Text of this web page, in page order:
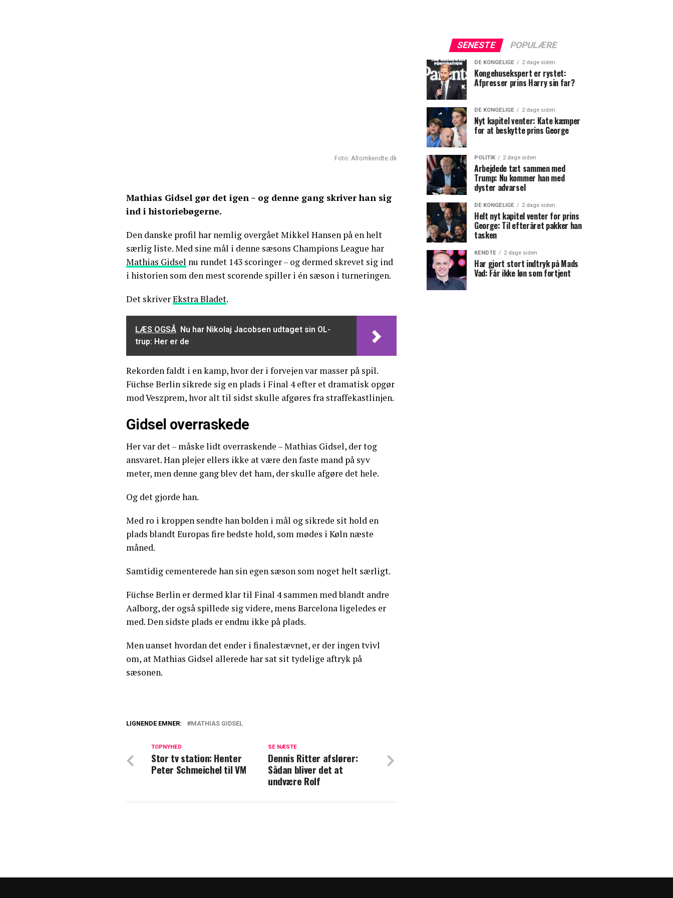
Foto: Altomkendte.dk
Mathias Gidsel gør det igen – og denne gang skriver han sig
ind i historiebøgerne.
Den danske profil har nemlig overgået Mikkel Hansen på en helt
særlig liste. Med sine mål i denne sæsons Champions League har
Mathias Gidsel nu rundet 143 scoringer – og dermed skrevet sig ind
i historien som den mest scorende spiller i én sæson i turneringen.
Det skriverEkstra Bladet.
LÆS OGSÅ Nu har Nikolaj Jacobsen udtaget sin OL-
trup: Her er de
Rekorden faldt i en kamp, hvor der i forvejen var masser på spil.
Füchse Berlin sikrede sig en plads i Final 4 efter et dramatisk opgør
mod Veszprem, hvor alt til sidst skulle afgøres fra straffekastlinjen.
Gidsel overraskede
Her var det – måske lidt overraskende – Mathias Gidsel, der tog
ansvaret. Han plejer ellers ikke at være den faste mand på syv
meter, men denne gang blev det ham, der skulle afgøre det hele.
Og det gjorde han.
Med ro i kroppen sendte han bolden i mål og sikrede sit hold en
plads blandt Europas fire bedste hold, som mødes i Køln næste
måned.
Samtidig cementerede han sin egen sæson som noget helt særligt.
Füchse Berlin er dermed klar til Final 4 sammen med blandt andre
Aalborg, der også spillede sig videre, mens Barcelona ligeledes er
med. Den sidste plads er endnu ikke på plads.
Men uanset hvordan det ender i finalestævnet, er der ingen tvivl
om, at Mathias Gidsel allerede har sat sit tydelige aftryk på
sæsonen.
Mathias Gidsel med opråb: "Vi kan ikke fortsætte sådan
her"
LIGNENDE EMNER: MATHIAS GIDSEL
SE NÆSTE
Dennis Ritter afslører:
Sådan bliver det at
undvære Rolf
TOPNYHED
Stor tv station: Henter
Peter Schmeichel til VM
SENESTE POPULÆRE
DE KONGELIGE 2 dage siden
Kongehusekspert er rystet:
Afpresser prins Harry sin far?
DE KONGELIGE 2 dage siden
Nyt kapitel venter: Kate kæmper
for at beskytte prins George
POLITIK 2 dage siden
Arbejdede tæt sammen med
Trump: Nu kommer han med
dyster advarsel
DE KONGELIGE 2 dage siden
Helt nyt kapitel venter for prins
George: Til efteråret pakker han
tasken
KENDTE 2 dage siden
Har gjort stort indtryk på Mads
Vad: Får ikke løn som fortjent